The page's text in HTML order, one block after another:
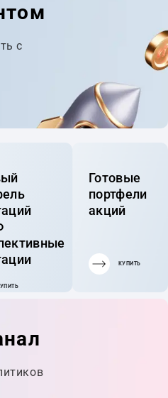
с
Готовые
портфели
акций
КУПИТЬ